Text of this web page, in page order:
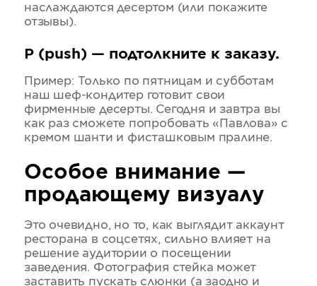
наслаждаются десертом (или покажите
отзывы).
P (push) — подтолкните к заказу.
Пример: Только по пятницам и субботам
наш шеф-кондитер готовит свои
фирменные десерты. Сегодня и завтра вы
как раз сможете попробовать «Павлова» с
кремом шанти и фисташковым пралине.
Особое внимание —
продающему визуалу
Это очевидно, но то, как выглядит аккаунт
ресторана в соцсетях, сильно влияет на
решение аудитории о посещении
заведения. Фотография стейка может
заставить пускать слюнки (а заодно и